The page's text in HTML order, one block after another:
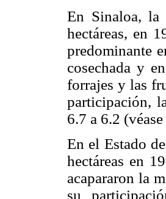
En Sinaloa, la
hectáreas, en
predominante
cosechada y
forrajes y las
participación,
6.7 a 6.2 (véase
En el Estado
hectáreas en
acapararon la
su